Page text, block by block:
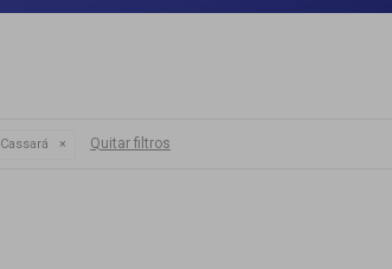
Cassará Quitar filtros